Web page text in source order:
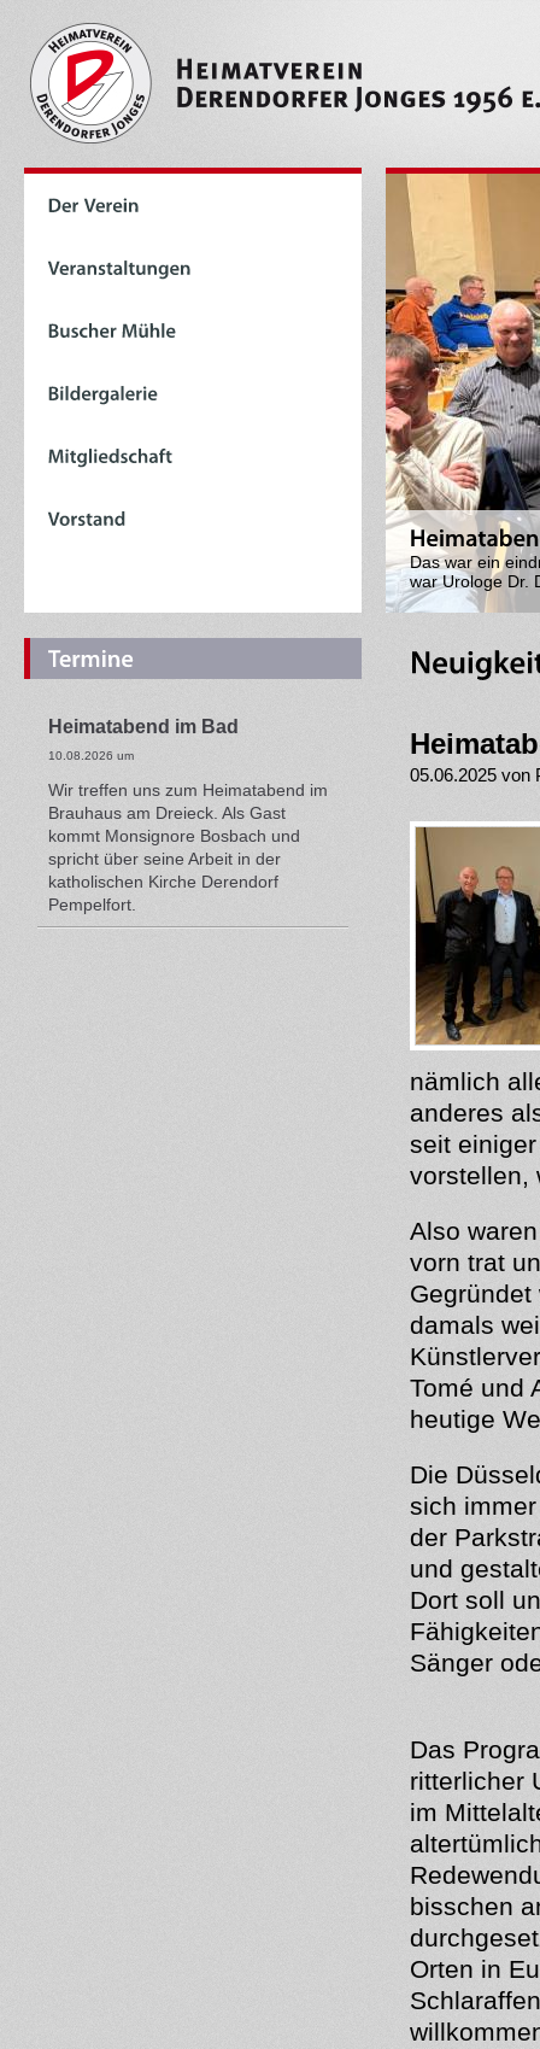
Das war ein
war Urologe Dr.
Heimatabend im Bad
10.08.2026 um
Wir treffen uns zum Heimatabend im
Brauhaus am Dreieck. Als Gast
kommt Monsignore Bosbach und
spricht über seine Arbeit in der
katholischen Kirche Derendorf
Pempelfort.
05.06.2025 von
nämlich
anderes
seit
vorstellen,
Also
vorn trat
damals
Tomé und
heutige
Die
sich
der
und
Dort soll
Sänger
Das
ritterlicher
im
bisschen
Orten in